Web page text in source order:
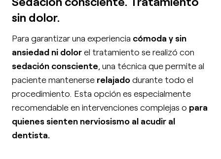
sin dolor.
Para garantizar una experiencia cómoda y sin
ansiedad ni dolorel tratamiento se realizó con
sedación consciente, una técnica que permite al
paciente mantenerse relajadodurante todo el
procedimiento. Esta opción es especialmente
recomendable en intervenciones complejas o para
quienes sienten nerviosismo al acudir al
dentista.